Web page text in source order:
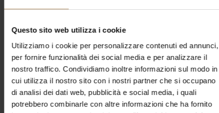
Questo sito web utilizza i cookie
Utilizziamo i cookie per personalizzare contenuti ed annunci,
per fornire funzionalità dei social media e per analizzare il
nostro traffico. Condividiamo inoltre informazioni sul modo in
cui utilizza il nostro sito con i nostri partner che si occupano
di analisi dei dati web, pubblicità e social media, i quali
potrebbero combinarle con altre informazioni che ha fornito
Coloro che volessero approfittarne per soggiornare a
passi dalForum di Assago.
Promo Concerti BeSafe
per il tuo evento senza pensieri –e tutte le
offertenella nostra sezioneOfferte Speciali.